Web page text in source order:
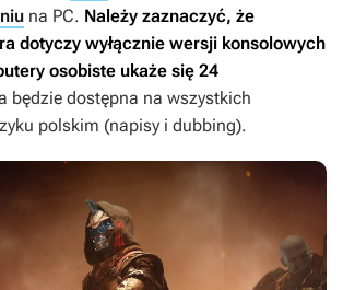
na PC. Należy zaznaczyć, że
dotyczy wyłącznie wersji konsolowych
osobiste ukaże się 24
będzie dostępna na wszystkich
polskim (napisy i dubbing).